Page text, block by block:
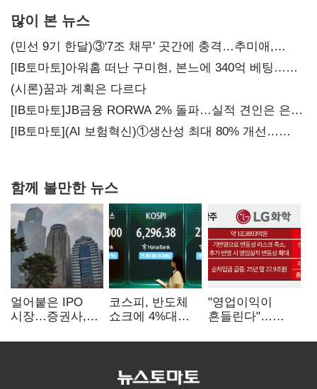
많이 본 뉴스
(민선 9기 한달)③'7조 채무' 곳간에 충격…추미애,
20년만에 '비상재정' 선언 승부수
[IB토마토]아워홈 떠난 구미현, 본느에 340억 베팅…
가족 지배체제 구축
(시론)꿈과 계획은 다르다
[IB토마토]JB금융 RORWA 2% 돌파…실적 견인은 은행
아닌 캐피탈
[IB토마토](AI 보험혁신)①생산성 최대 80% 개선…
함께 볼만한 뉴스
얼어붙은 IPO
시장…증권사,
전쟁' 기대
코스피, 반도체
쇼크에 4%대
5거래일째 상승
"영업이익이
흔들린다"…
18에 취약